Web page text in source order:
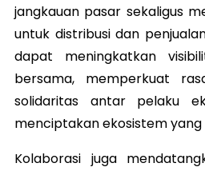
jangkauan pasar sekaligus
untuk distribusi dan
dapat meningkatkan
bersama, memperkuat
solidaritas antar pelaku
menciptakan ekosistem yang
Kolaborasi juga